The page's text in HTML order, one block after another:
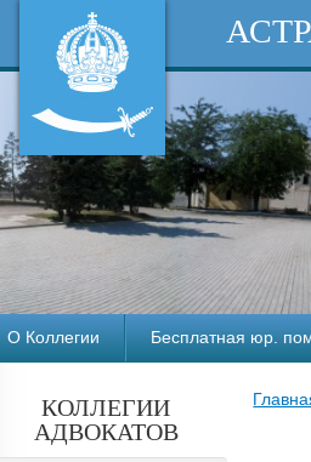
О Коллегии Бесплатная юр.
КОЛЛЕГИИ
АДВОКАТОВ